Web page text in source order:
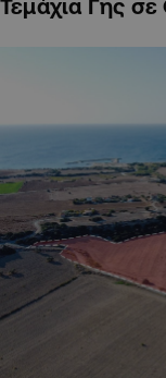
Τεμάχια Γης σε